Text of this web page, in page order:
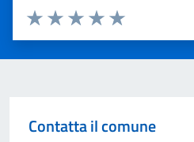
Valuta 5 stelle
Valuta 4 stelle su 5
Valuta 3 stelle su 5
Valuta 2 stelle su 5
Valuta 1 stelle su 5
Contatta il comune